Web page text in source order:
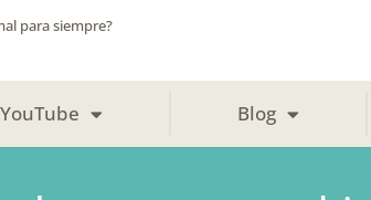
para siempre?
Blog